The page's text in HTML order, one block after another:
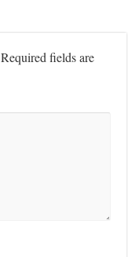
Required fields are